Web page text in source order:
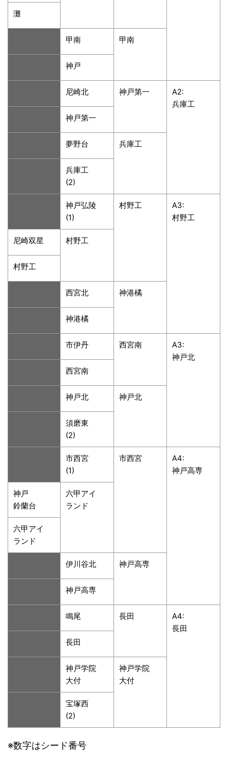
灘
甲南 甲南
神戸
尼崎北 神戸第一
A2:
兵庫工
神戸第一
夢野台 兵庫工
兵庫工
(2)
神戸弘陵
(1)
村野工
A3:
村野工
尼崎双星 村野工
村野工
西宮北 神港橘
神港橘
市伊丹 西宮南
A3:
神戸北
西宮南
神戸北 神戸北
須磨東
(2)
市西宮
(1)
市西宮
A4:
神戸高専
神戸
鈴蘭台
六甲アイ
ランド
六甲アイ
ランド
伊川谷北 神戸高専
神戸高専
鳴尾 長田
A4:
長田
長田
神戸学院
大付
神戸学院
大付
宝塚西
(2)
※数字はシード番号